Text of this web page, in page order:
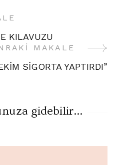
KILAVUZU
MAKALE
SİGORTA YAPTIRDI”
gidebilir...